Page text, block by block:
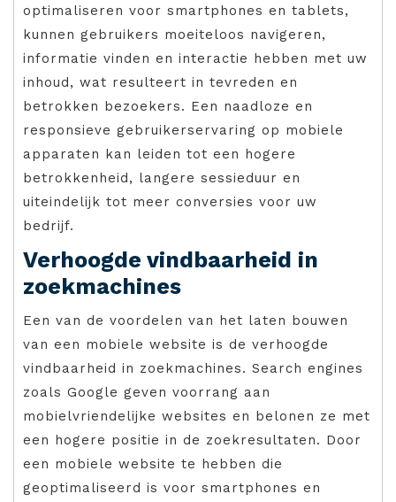
optimaliseren voor smartphones en tablets,
kunnen gebruikers moeiteloos navigeren,
informatie vinden en interactie hebben met uw
inhoud, wat resulteert in tevreden en
betrokken bezoekers. Een naadloze en
responsieve gebruikerservaring op mobiele
apparaten kan leiden tot een hogere
betrokkenheid, langere sessieduur en
uiteindelijk tot meer conversies voor uw
bedrijf.
Verhoogde vindbaarheid in
zoekmachines
Een van de voordelen van het laten bouwen
van een mobiele website is de verhoogde
vindbaarheid in zoekmachines. Search engines
zoals Google geven voorrang aan
mobielvriendelijke websites en belonen ze met
een hogere positie in de zoekresultaten. Door
een mobiele website te hebben die
geoptimaliseerd is voor smartphones en